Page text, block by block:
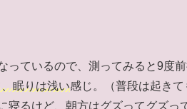
ているので、測ってみると9度前
眠りは浅い感じ。（普段は起きて
寝るけど、朝方はグズってグズっ